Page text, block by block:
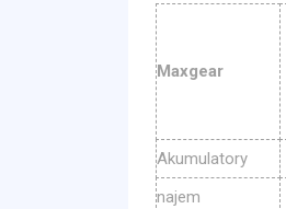
Maxgear
Akumulatory
najem